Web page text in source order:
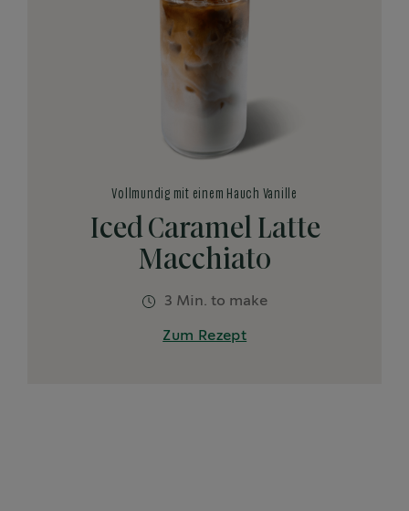
Iced Caramel Latte
Macchiato
Vollmundig mit einem Hauch Vanille
3 Min. to make
Zum Rezept